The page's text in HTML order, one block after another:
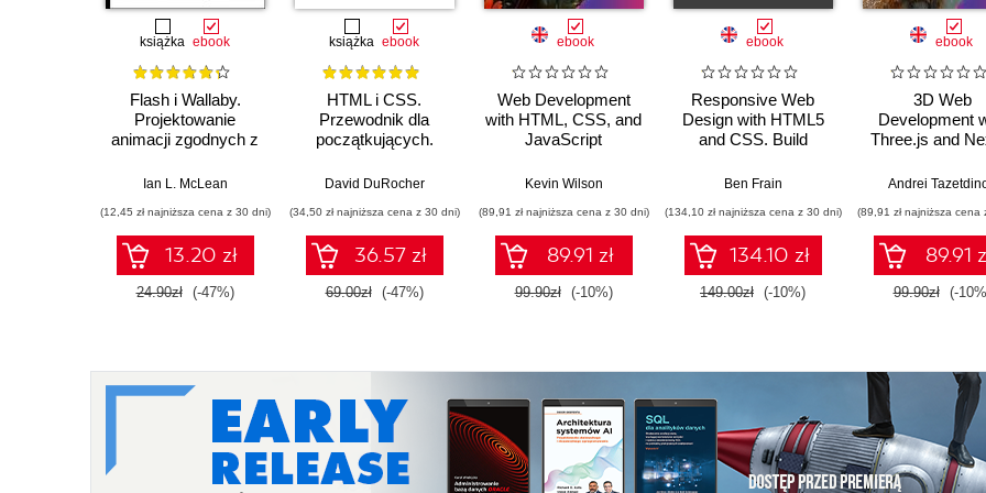
książka ebook
Flash i Wallaby.
Projektowanie
animacji zgodnych z
Ian L. McLean
(12,45 zł najniższa cena z 30 dni)
13.20 zł
24.90zł (-47%)
książka ebook
HTML i CSS.
Przewodnik dla
początkujących.
kodowania i
responsywnych stron
internetowych
David DuRocher
(34,50 zł najniższa cena z 30 dni)
36.57 zł
69.00zł (-47%)
ebook
Web Development
with HTML, CSS, and
JavaScript
Kevin Wilson
(89,91 zł najniższa cena z 30 dni)
89.91 zł
99.90zł (-10%)
ebook
Responsive Web
Design with HTML5
and CSS. Build
responsive websites
HTML5 and CSS
techniques - Fifth
Edition
Ben Frain
(134,10 zł najniższa cena z 30 dni)
134.10 zł
149.00zł (-10%)
ebook
3D Web
Development
Three.js and
Andrei
(89,91 zł najniższa cena
89.91
99.90zł (-